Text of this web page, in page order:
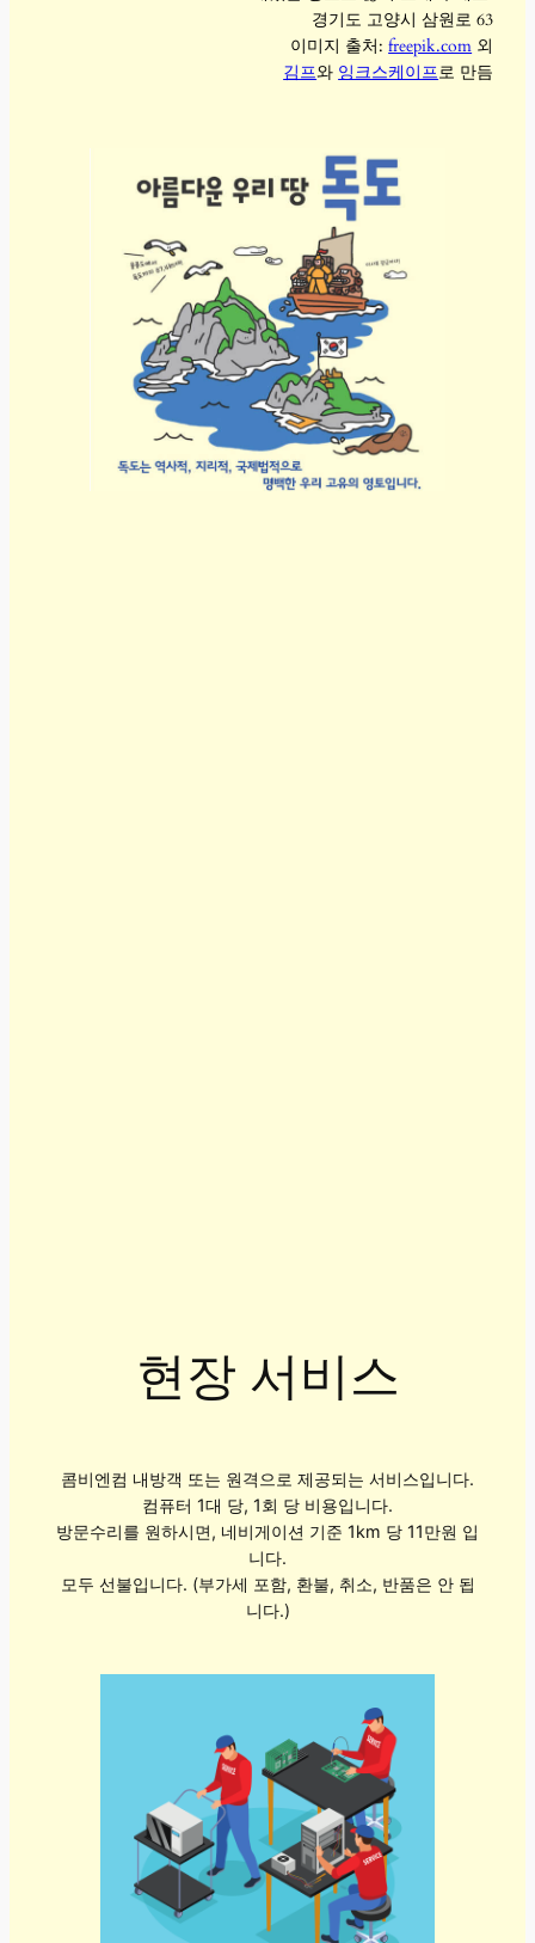
경기도 고양시 삼원로 63
이미지 출처:freepik.com 외
김프와 잉크스케이프로 만듬
현장 서비스
콤비엔컴 내방객 또는 원격으로 제공되는 서비스입니다.
컴퓨터 1대 당, 1회 당 비용입니다.
방문수리를 원하시면, 네비게이션 기준 1km 당 11만원 입
니다.
모두 선불입니다. (부가세 포함, 환불, 취소, 반품은 안 됩
니다.)